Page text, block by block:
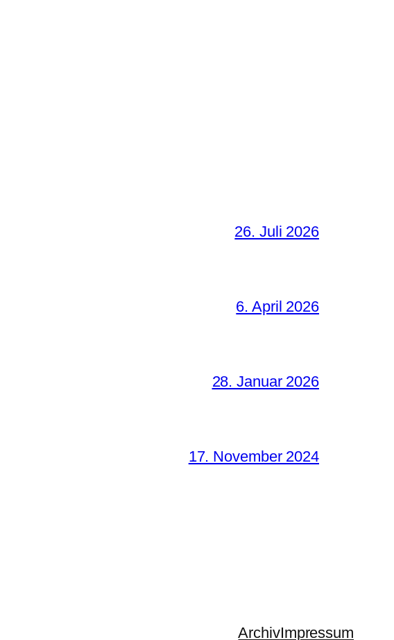
26. Juli 2026
6. April 2026
28. Januar 2026
17. November 2024
ArchivImpressum